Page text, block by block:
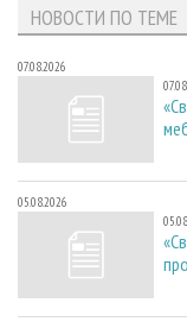
НОВОСТИ ПО ТЕМЕ
07.08.2026
05.08.2026